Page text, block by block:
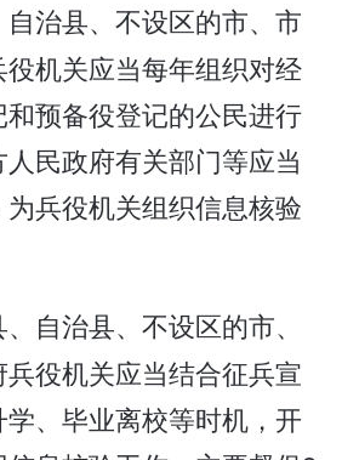
治县、不设区的市、市
机关应当每年组织对经
预备役登记的公民进行
民政府有关部门等应当
兵役机关组织信息核验
自治县、不设区的市、
役机关应当结合征兵宣
、毕业离校等时机，开